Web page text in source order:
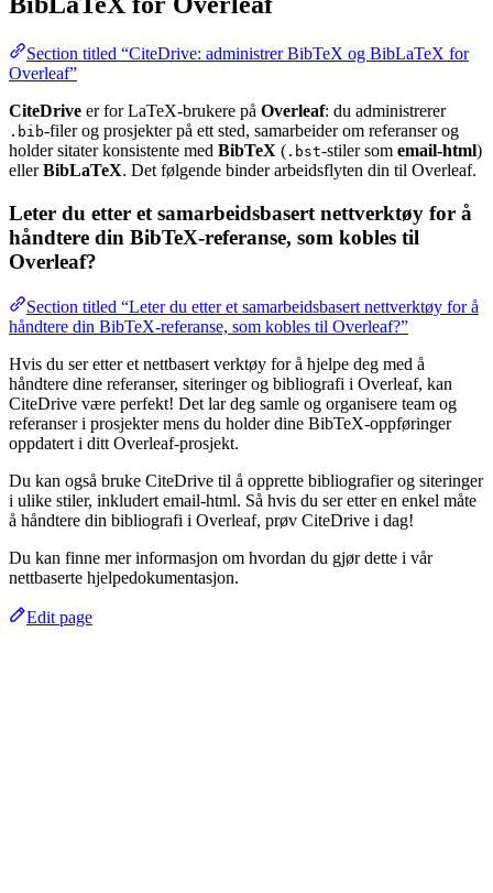
Section titled “CiteDrive: administrer BibTeX og BibLaTeX for
Overleaf”
CiteDrive er for LaTeX-brukere på Overleaf: du administrerer
.bib-filer og prosjekter på ett sted, samarbeider om referanser og
holder sitater konsistente med BibTeX ( .bst-stiler som email-html)
ellerBibLaTeX. Det følgende binder arbeidsflyten din til Overleaf.
Leter du etter et samarbeidsbasert nettverktøy for å
håndtere din BibTeX-referanse, som kobles til
Overleaf?
Section titled “Leter du etter et samarbeidsbasert nettverktøy for å
håndtere din BibTeX-referanse, som kobles til Overleaf?”
Hvis du ser etter et nettbasert verktøy for å hjelpe deg med å
håndtere dine referanser, siteringer og bibliografi i Overleaf, kan
CiteDrive være perfekt! Det lar deg samle og organisere team og
referanser i prosjekter mens du holder dine BibTeX-oppføringer
oppdatert i ditt Overleaf-prosjekt.
Du kan også bruke CiteDrive til å opprette bibliografier og siteringer
i ulike stiler, inkludert email-html. Så hvis du ser etter en enkel måte
å håndtere din bibliografi i Overleaf, prøv CiteDrive i dag!
Du kan finne mer informasjon om hvordan du gjør dette i vår
nettbaserte hjelpedokumentasjon.
Edit page